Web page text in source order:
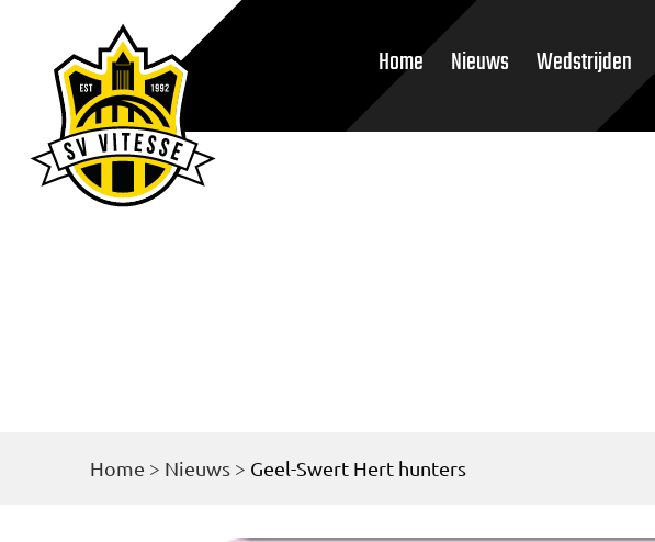
Home Nieuws Wedstrijden
Home > Nieuws > Geel-Swert Hert hunters